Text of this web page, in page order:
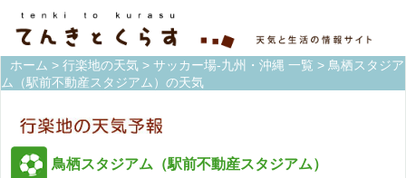
ホーム > 行楽地の天気 > サッカー場-九州・沖縄 一覧 > 鳥栖スタジア
ム（駅前不動産スタジアム）の天気
鳥栖スタジアム（駅前不動産スタジアム）